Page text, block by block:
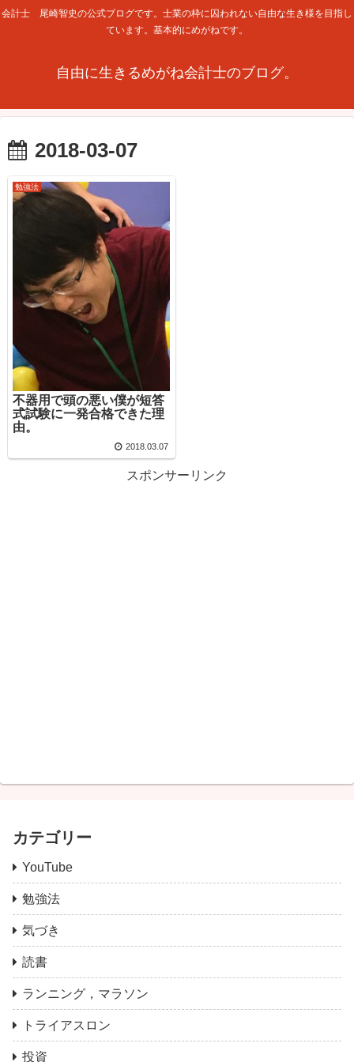
会計士 尾崎智史の公式ブログです。士業の枠に囚われない自由な生き様を目指し
ています。基本的にめがねです。
自由に生きるめがね会計士のブログ。
2018-03-07
勉強法
不器用で頭の悪い僕が短答
式試験に一発合格できた理
由。
2018.03.07
スポンサーリンク
カテゴリー
YouTube
勉強法
気づき
読書
ランニング，マラソン
トライアスロン
投資